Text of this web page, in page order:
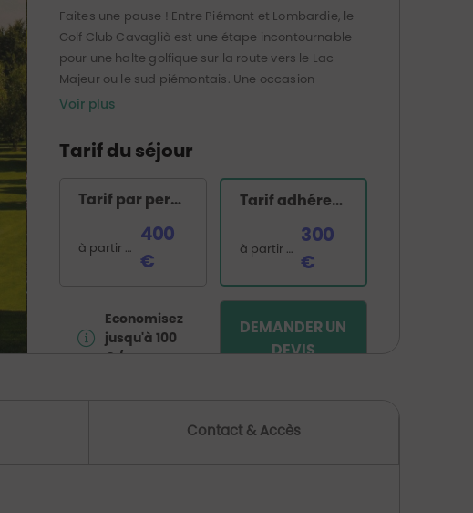
Faites une pause ! Entre Piémont et Lombardie, le
Golf Club Cavaglià est une étape incontournable
pour une halte golfique sur la route vers le Lac
Majeur ou le sud piémontais. Une occasion
unique de jouer ce parcours singulier, dont les 18
l'hôtel**** propose 37 chambres spacieuses, une
piscine et une salle de fitness.
Voir plus
Tarif du séjour
Tarif par personne
à partir de
400
€
Tarif adhérent Golfy
à partir de
300
€
Economisez
jusqu'à 100
€ / pers.
DEMANDER UN
DEVIS
Contact & Accès